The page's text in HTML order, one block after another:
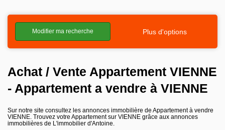
Vendre
Estimation
Notre agence
Partenaires
Modifier ma recherche Plus d'options
Achat / Vente Appartement VIENNE
- Appartement a vendre à VIENNE
Sur notre site consultez les annonces immobilière de Appartement à vendre
VIENNE. Trouvez votre Appartement sur VIENNE grâce aux annonces
immobilières de L'immobilier d'Antoine.